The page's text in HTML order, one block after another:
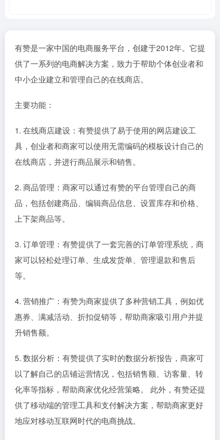
有赞是一家中国的电商服务平台，创建于2012年。它提
供了一系列的电商解决方案，致力于帮助个体创业者和
中小企业建立和管理自己的在线商店。
主要功能：
1. 在线商店建设：有赞提供了易于使用的网店建设工
具，创业者和商家可以使用无需编码的模板设计自己的
在线商店，并进行商品展示和销售。
2. 商品管理：商家可以通过有赞的平台管理自己的商
品，包括创建商品、编辑商品信息、设置库存和价格、
上下架商品等。
3. 订单管理：有赞提供了一套完善的订单管理系统，商
家可以轻松处理订单、生成发货单、管理退款和售后
等。
4. 营销推广：有赞为商家提供了多种营销工具，例如优
惠券、满减活动、折扣促销等，帮助商家吸引用户并提
升销售额。
5. 数据分析：有赞提供了实时的数据分析报告，商家可
以了解自己的店铺运营情况，包括销售额、访客量、转
化率等指标，帮助商家优化经营策略。 此外，有赞还提
供了移动端的管理工具和支付解决方案，帮助商家更好
地应对移动互联网时代的电商挑战。